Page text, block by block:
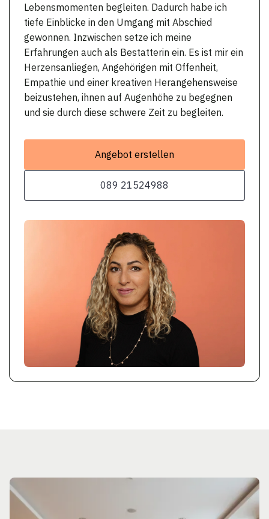
Lebensmomenten begleiten. Dadurch habe ich
tiefe Einblicke in den Umgang mit Abschied
gewonnen. Inzwischen setze ich meine
Erfahrungen auch als Bestatterin ein. Es ist mir ein
Herzensanliegen, Angehörigen mit Offenheit,
Empathie und einer kreativen Herangehensweise
beizustehen, ihnen auf Augenhöhe zu begegnen
und sie durch diese schwere Zeit zu begleiten.
Angebot erstellen
089 21524988